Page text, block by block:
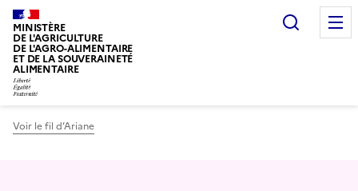
MINISTÈRE
DE L'AGRICULTURE
DE L'AGRO-ALIMENTAIRE
ET DE LA SOUVERAINETÉ
ALIMENTAIRE
Voir le fil d’Ariane